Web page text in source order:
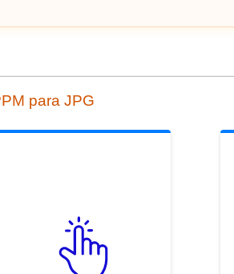
para JPG